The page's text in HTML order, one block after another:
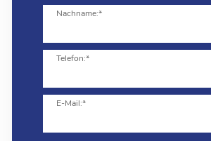
Nachname:*
Telefon:*
E-Mail:*